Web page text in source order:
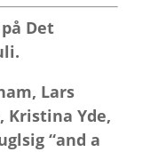
Det
Lars
Kristina Yde,
“and a